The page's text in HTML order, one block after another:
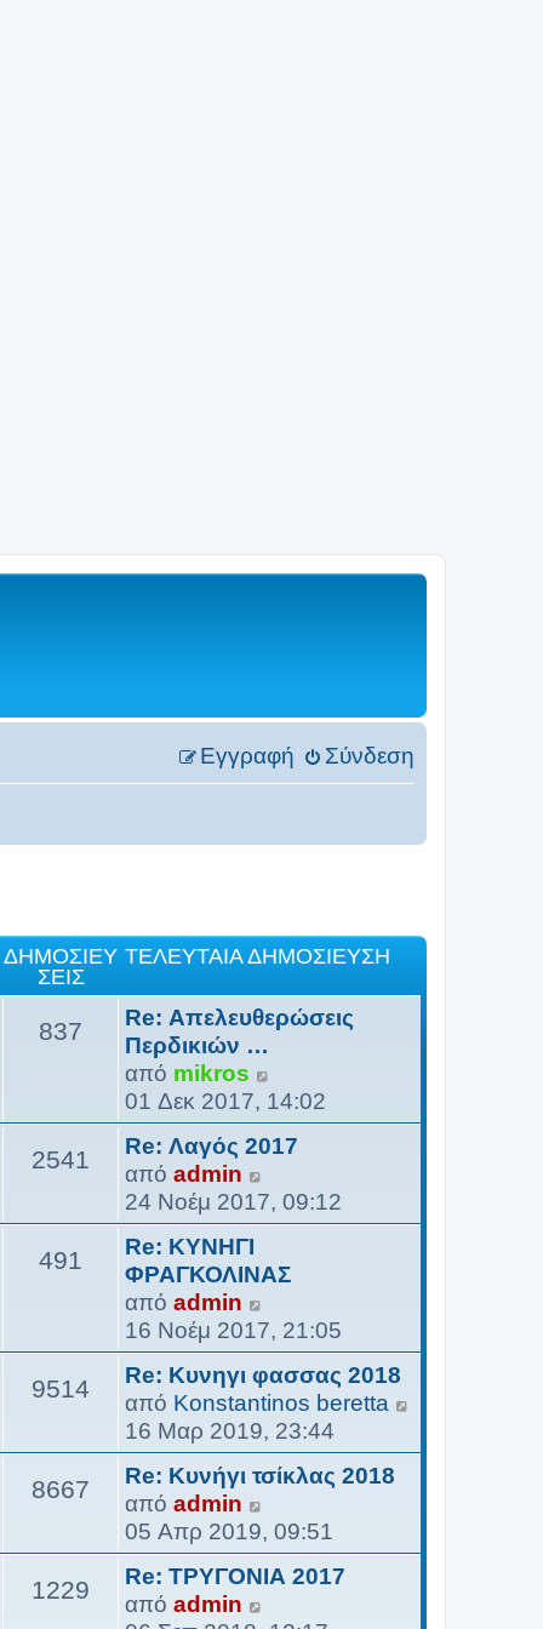
Σύνδεση
Εγγραφή
ΔΗΜΟΣΙΕΎ
ΣΕΙΣ
ΤΕΛΕΥΤΑΊΑ ΔΗΜΟΣΊΕΥΣΗ
837
Re: Απελευθερώσεις
Περδικιών …
από mikros
ρ
ο
β
λ
τ
τ
ε
λ
ε
υ
τ
α
α
01 Δεκ 2017, 14:02
2541
Re: Λαγός 2017
από admin
ρ
ο
ο
ή
τ
η
τ
ε
ε
υ
τ
α
24 Νοέμ 2017, 09:12
491
Re: ΚΥΝΗΓΙ
ΦΡΑΓΚΟΛΙΝΑΣ
από admin
ρ
ο
β
ο
λ
ή
η
ς
τ
16 Νοέμ 2017, 21:05
9514
Re: Κυνηγι φασσας 2018
από Konstantinos beretta
ο
16 Μαρ 2019, 23:44
8667
Re: Κυνήγι τσίκλας 2018
από admin
ρ
ο
β
05 Απρ 2019, 09:51
1229
Re: ΤΡΥΓΟΝΙΑ 2017
από admin